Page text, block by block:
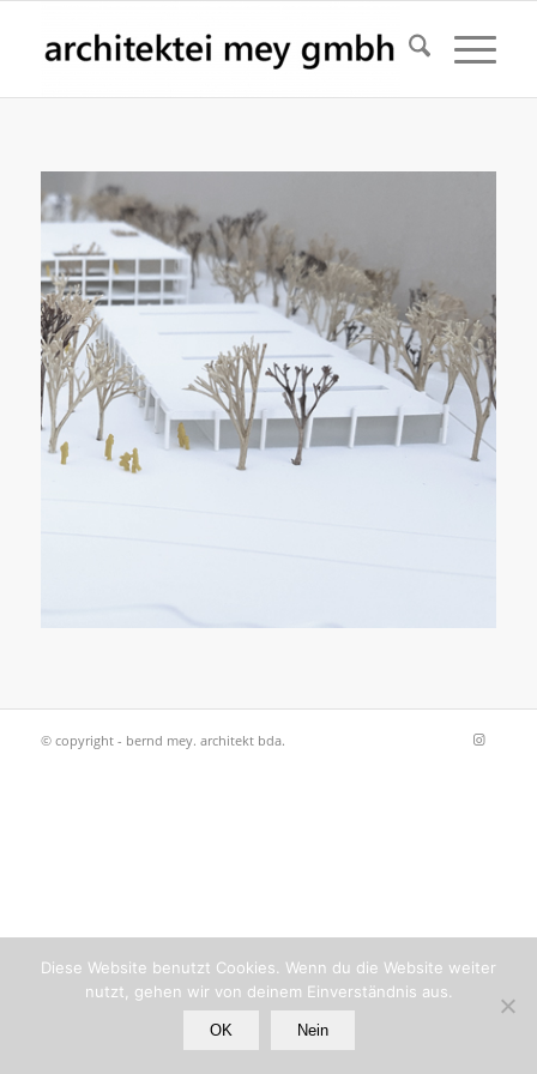
© copyright - bernd mey. architekt bda.
Diese Website benutzt Cookies. Wenn du die Website weiter
nutzt, gehen wir von deinem Einverständnis aus.
OK Nein